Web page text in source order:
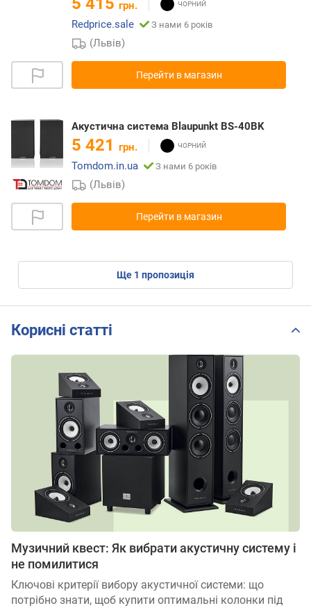
грн.
Redprice.sale
З нами 6 років
(Львів)
Перейти в магазин
Акустична система Blaupunkt BS-40BK
5 421 грн.
Tomdom.in.ua
З нами 6 років
(Львів)
Перейти в магазин
ще 1 пропозиція
Корисні статті
Музичний квест: Як вибрати акустичну систему і
не помилитися
Ключові критерії вибору акустичної системи: що
потрібно знати, щоб купити оптимальні колонки під